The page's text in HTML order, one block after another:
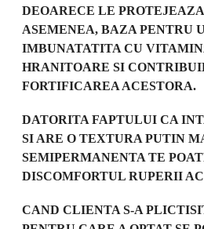
DEOARECE LE
ASEMENEA, BAZA PENTRU
IMBUNATATITA CU
HRANITOARE SI
FORTIFICAREA ACESTORA.
DATORITA FAPTULUI CA
SI ARE O TEXTURA PUTIN
SEMIPERMANENTA TE
DISCOMFORTUL RUPERII
CAND CLIENTA S-A